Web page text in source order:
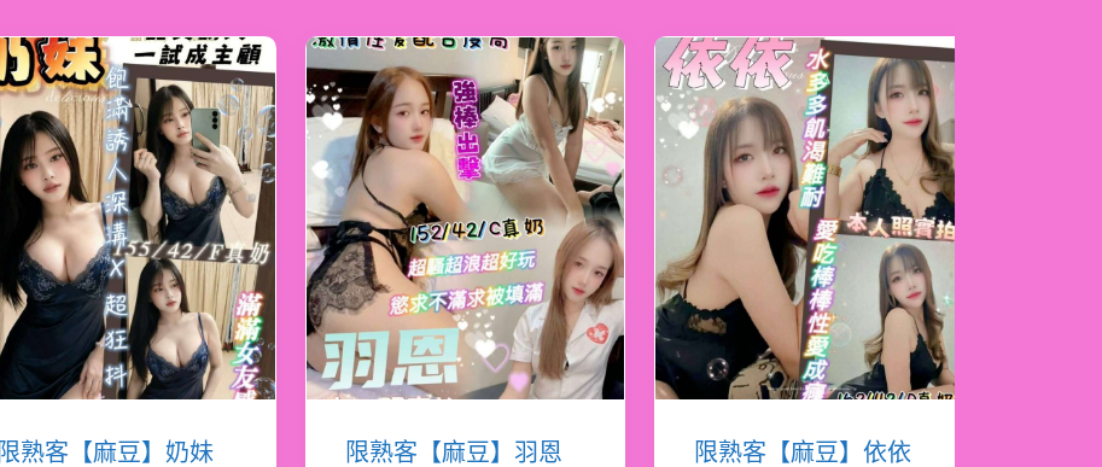
限熟客【麻豆】奶妹
限熟客【麻豆】羽恩
限熟客【麻豆】依依